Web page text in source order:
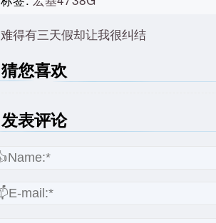
难得有三天假却让我很纠结
猜您喜欢
发表评论